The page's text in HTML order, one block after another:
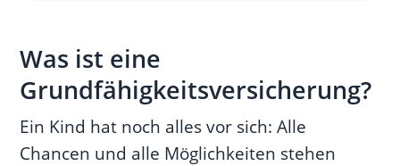
Was ist eine
Grundfähigkeitsversicherung?
Ein Kind hat noch alles vor sich: Alle
Chancen und alle Möglichkeiten stehen